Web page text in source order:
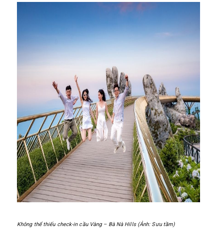
Không thể thiếu check-in cầu Vàng – Bà Nà Hills (Ảnh: Sưu tầm)